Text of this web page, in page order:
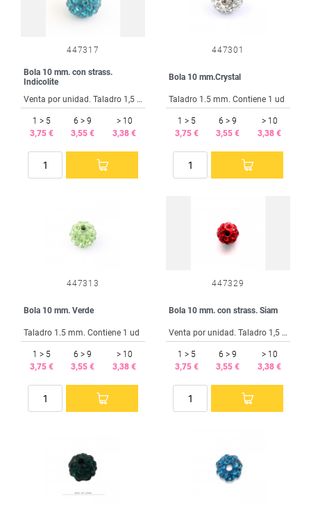
447317
Bola 10 mm. con strass.
Indicolite
Venta por unidad. Taladro 1,5 mm.
1 > 5
3,75 €
6 > 9
3,55 €
> 10
3,38 €
447301
Bola 10 mm.Crystal
Taladro 1.5 mm. Contiene 1 ud
1 > 5
3,75 €
6 > 9
3,55 €
> 10
3,38 €
447313
Bola 10 mm. Verde
Taladro 1.5 mm. Contiene 1 ud
1 > 5
3,75 €
6 > 9
3,55 €
> 10
3,38 €
447329
Bola 10 mm. con strass. Siam
Venta por unidad. Taladro 1,5 mm.
1 > 5
3,75 €
6 > 9
3,55 €
> 10
3,38 €